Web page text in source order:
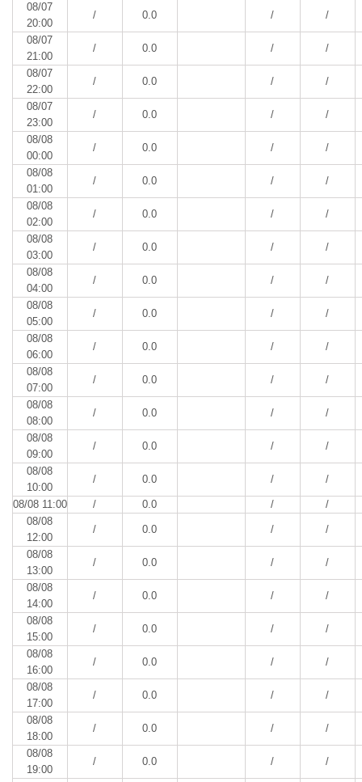
08/07
20:00
/ 0.0 / /
08/07
21:00
/ 0.0 / /
08/07
22:00
/ 0.0 / /
08/07
23:00
/ 0.0 / /
08/08
00:00
/ 0.0 / /
08/08
01:00
/ 0.0 / /
08/08
02:00
/ 0.0 / /
08/08
03:00
/ 0.0 / /
08/08
04:00
/ 0.0 / /
08/08
05:00
/ 0.0 / /
08/08
06:00
/ 0.0 / /
08/08
07:00
/ 0.0 / /
08/08
08:00
/ 0.0 / /
08/08
09:00
/ 0.0 / /
08/08
10:00
/ 0.0 / /
08/08 11:00 / 0.0 /
/
08/08
12:00
/ 0.0 / /
08/08
13:00
/ 0.0 / /
08/08
14:00
/ 0.0 / /
08/08
15:00
/ 0.0 / /
08/08
16:00
/ 0.0 / /
08/08
17:00
/ 0.0 / /
08/08
18:00
/ 0.0 / /
08/08
19:00
/ 0.0 / /